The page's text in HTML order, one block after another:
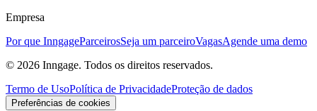
Empresa
Por que InngageParceirosSeja um parceiroVagasAgende uma demo
© 2026 Inngage. Todos os direitos reservados.
Termo de UsoPolítica de PrivacidadeProteção de dados
Preferências de cookies